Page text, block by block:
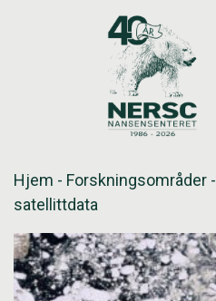
Hjem - Forskningsområder -
satellittdata